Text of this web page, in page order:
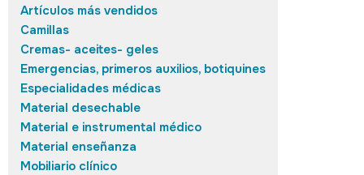
Artículos más vendidos
Camillas
Cremas- aceites- geles
Emergencias, primeros auxilios, botiquines
Especialidades médicas
Material desechable
Material e instrumental médico
Material enseñanza
Mobiliario clínico